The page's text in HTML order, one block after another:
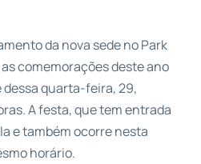
da nova sede no Park
comemorações deste ano
quarta-feira, 29,
A festa, que tem entrada
e também ocorre nesta
horário.